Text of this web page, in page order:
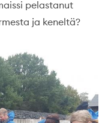
pelastanut
ja keneltä?